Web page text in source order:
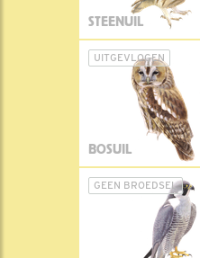
STEENUIL
UITGEVLOGEN
BOSUIL
GEEN BROEDSEL